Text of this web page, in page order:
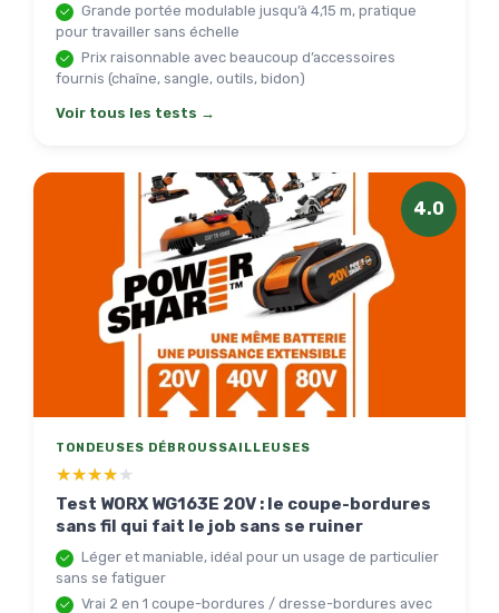
Grande portée modulable jusqu’à 4,15 m, pratique
pour travailler sans échelle
Prix raisonnable avec beaucoup d’accessoires
fournis (chaîne, sangle, outils, bidon)
Voir tous les tests →
4.0
TONDEUSES DÉBROUSSAILLEUSES
★★★★★
★★★★★
Test WORX WG163E 20V : le coupe-bordures
sans fil qui fait le job sans se ruiner
Léger et maniable, idéal pour un usage de particulier
sans se fatiguer
Vrai 2 en 1 coupe-bordures / dresse-bordures avec